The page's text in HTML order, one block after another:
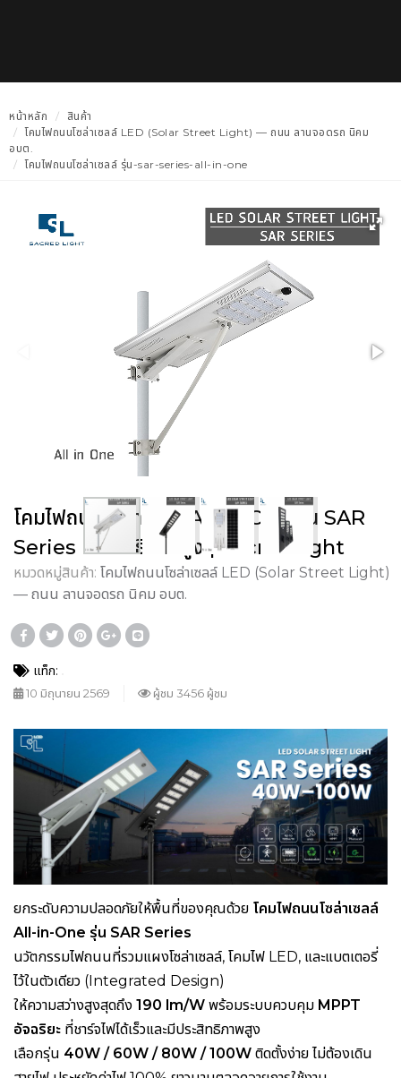
หน้าหลัก
สินค้า
โคมไฟถนนโซล่าเซลล์ LED (Solar Street Light) — ถนน ลานจอดรถ นิคม
อบต.
โคมไฟถนนโซล่าเซลล์ รุ่น-sar-series-all-in-one
โคมไฟถนนโซล่าเซลล์ All-in-One รุ่น SAR
Series ประสิทธิภาพสูง | SacredLight
หมวดหมู่สินค้า: โคมไฟถนนโซล่าเซลล์ LED (Solar Street Light)
— ถนน ลานจอดรถ นิคม อบต.
แท็ก:
10 มิถุนายน 2569 ผู้ชม 3456 ผู้ชม
ยกระดับความปลอดภัยให้พื้นที่ของคุณด้วย โคมไฟถนนโซล่าเซลล์
All-in-One รุ่น SAR Series
นวัตกรรมไฟถนนที่รวมแผงโซล่าเซลล์, โคมไฟ LED, และแบตเตอรี่
ไว้ในตัวเดียว (Integrated Design)
ให้ความสว่างสูงสุดถึง 190 lm/W พร้อมระบบควบคุม MPPT
อัจฉริยะ ที่ชาร์จไฟได้เร็วและมีประสิทธิภาพสูง
เลือกรุ่น 40W / 60W / 80W / 100W ติดตั้งง่าย ไม่ต้องเดิน